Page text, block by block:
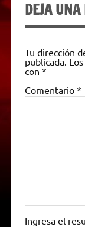
DEJA
Tu dirección
publicada.
con *
Comentario *
Ingresa el